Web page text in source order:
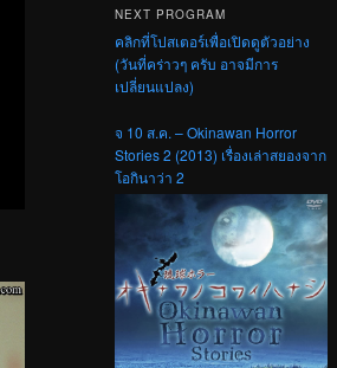
NEXT PROGRAM
คลิกที่โปสเตอร์เพื่อเปิดดูตัวอย่าง
(วันที่คร่าวๆ ครับ อาจมีการ
เปลี่ยนแปลง)
จ 10 ส.ค. – Okinawan Horror
Stories 2 (2013) เรื่องเล่าสยองจาก
โอกินาว่า 2